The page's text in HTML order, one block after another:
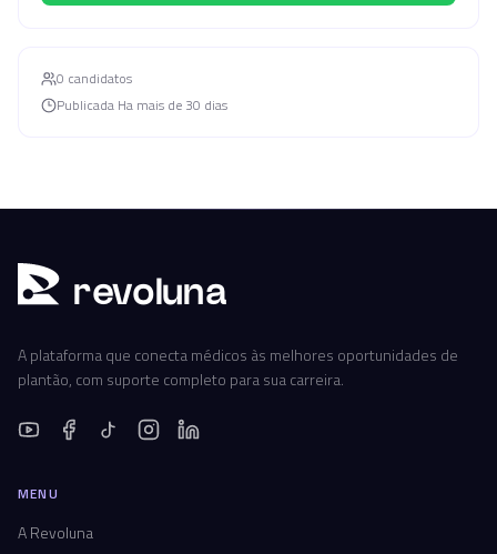
0 candidatos
Publicada Ha mais de 30 dias
revoluna
A plataforma que conecta médicos às melhores oportunidades de
plantão, com suporte completo para sua carreira.
MENU
A Revoluna